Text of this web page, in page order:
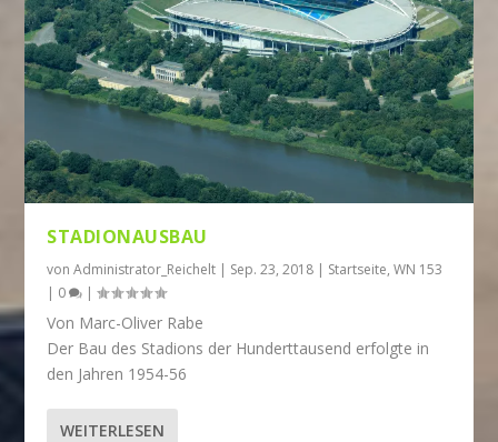
STADIONAUSBAU
vonAdministrator_Reichelt | Sep. 23, 2018 | Startseite,WN 153
| 0 |
Von Marc-Oliver Rabe
Der Bau des Stadions der Hunderttausend erfolgte in
den Jahren 1954-56
WEITERLESEN